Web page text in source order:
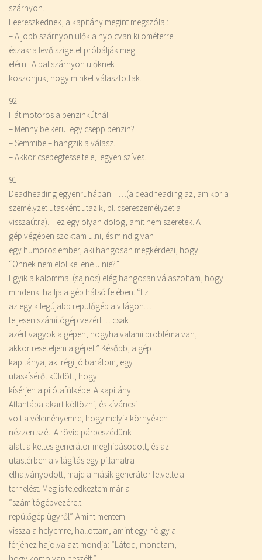
szárnyon.
Leereszkednek, a kapitány megint megszólal:
– A jobb szárnyon ülők a nyolcvan kilométerre
északra levő szigetet próbálják meg
elérni. A bal szárnyon ülőknek
köszönjük, hogy minket választottak.
92.
Hátimotoros a benzinkútnál:
– Mennyibe kerül egy csepp benzin?
– Semmibe – hangzik a válasz.
– Akkor csepegtesse tele, legyen szíves.
91.
Deadheading egyenruhában……(a deadheading az, amikor a
személyzet utasként utazik, pl. csereszemélyzet a
visszaútra)… ez egy olyan dolog, amit nem szeretek. A
gép végében szoktam ülni, és mindig van
egy humoros ember, aki hangosan megkérdezi, hogy
“Önnek nem elöl kellene ülnie?”
Egyik alkalommal (sajnos) elég hangosan válaszoltam, hogy
mindenki hallja a gép hátsó felében. “Ez
az egyik legújabb repülőgép a világon…
teljesen számítógép vezérli… csak
azért vagyok a gépen, hogyha valami probléma van,
akkor reseteljem a gépet.” Később, a gép
kapitánya, aki régi jó barátom, egy
utaskísérőt küldött, hogy
kísérjen a pilótafülkébe. A kapitány
Atlantába akart költözni, és kíváncsi
volt a véleményemre, hogy melyik környéken
nézzen szét. A rövid párbeszédünk
alatt a kettes generátor meghibásodott, és az
utastérben a világítás egy pillanatra
elhalványodott, majd a másik generátor felvette a
terhelést. Meg is feledkeztem már a
“számítógépvezérelt
repülőgép ügyről”. Amint mentem
vissza a helyemre, hallottam, amint egy hölgy a
férjéhez hajolva azt mondja: “Látod, mondtam,